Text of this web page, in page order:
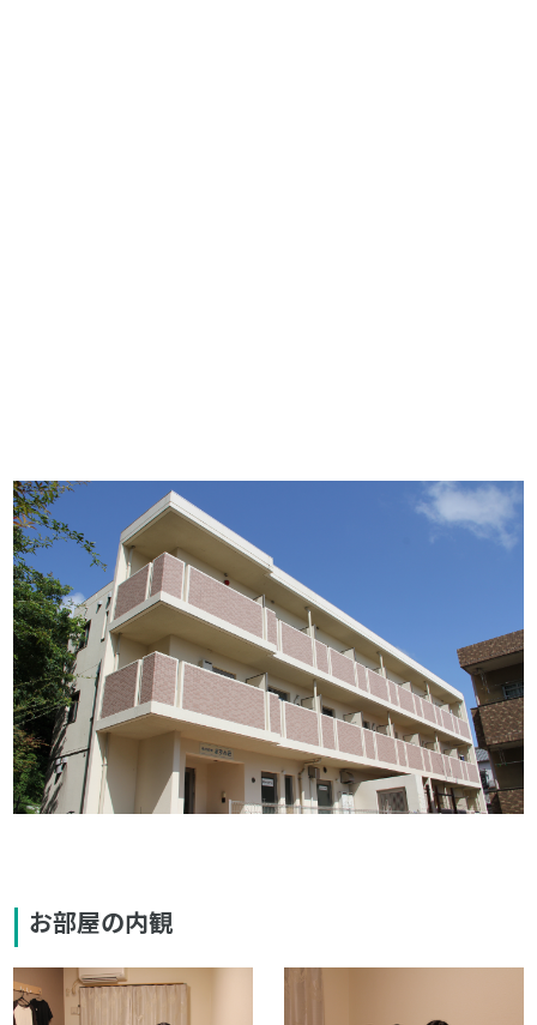
お部屋の内観